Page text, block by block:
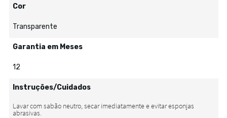
Cor
Transparente
Garantia em Meses
12
Instruções/Cuidados